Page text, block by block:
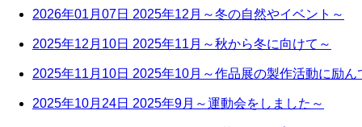
2026年01月07日 2025年12月～冬の自然やイベント～
2025年12月10日 2025年11月～秋から冬に向けて～
2025年11月10日 2025年10月～作品展の製作活動に励ん
2025年10月24日 2025年9月～運動会をしました～